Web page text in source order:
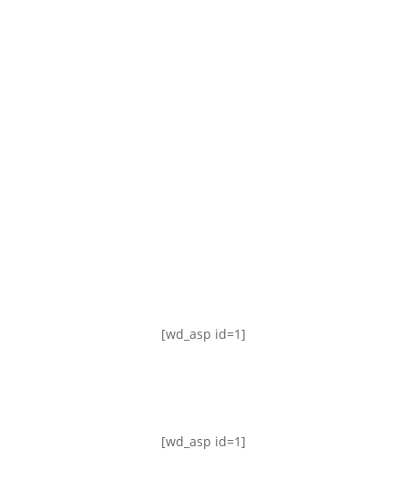
[wd_asp id=1]
[wd_asp id=1]